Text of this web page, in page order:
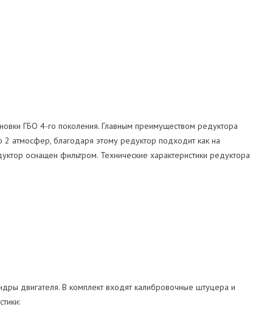
ГБО 4-го поколения. Главным преимуществом редуктора
2 атмосфер, благодаря этому редуктор подходит как на
оснащен фильтром. Технические характеристики редуктора
двигателя. В комплект входят калибровочные штуцера и